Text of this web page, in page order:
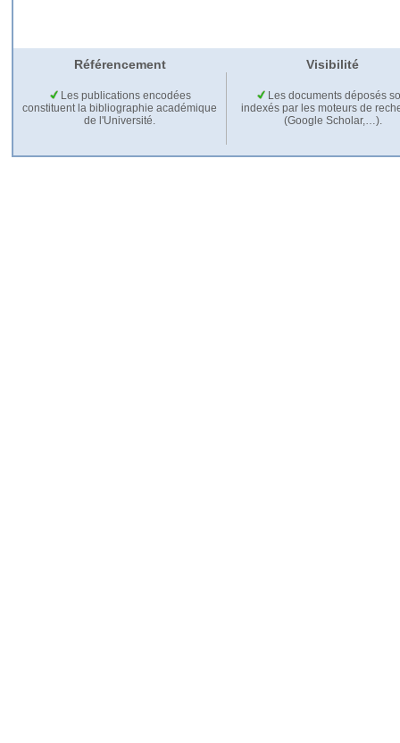
Référencement Visibilité
Les publications encodées
constituent la bibliographie académique
de l'Université.
Les documents déposés
indexés par les moteurs de
(Google Scholar,…).